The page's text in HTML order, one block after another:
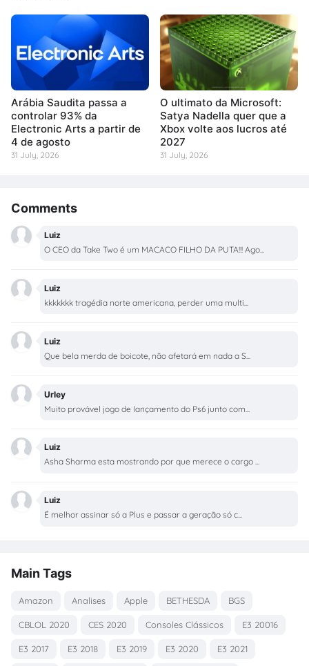
Arábia Saudita passa a
controlar 93% da
Electronic Arts a partir de
4 de agosto
31 July, 2026
O ultimato da Microsoft:
Satya Nadella quer que a
Xbox volte aos lucros até
2027
31 July, 2026
Comments
Luiz
O CEO da Take Two é um MACACO FILHO DA PUTA!!! Ago...
Luiz
kkkkkkk tragédia norte americana, perder uma multi...
Luiz
Que bela merda de boicote, não afetará em nada a S...
Urley
Muito provável jogo de lançamento do Ps6 junto com...
Luiz
Asha Sharma esta mostrando por que merece o cargo ...
Luiz
É melhor assinar só a Plus e passar a geração só c...
Main Tags
Amazon Analises Apple BETHESDA BGS
CBLOL 2020 CES 2020 Consoles Clássicos E3 20016
E3 2017 E3 2018 E3 2019 E3 2020 E3 2021